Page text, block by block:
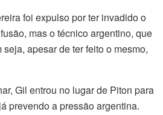
foi expulso por ter invadido o
mas o técnico argentino, que
apesar de ter feito o mesmo,
Gil entrou no lugar de Piton para
prevendo a pressão argentina.